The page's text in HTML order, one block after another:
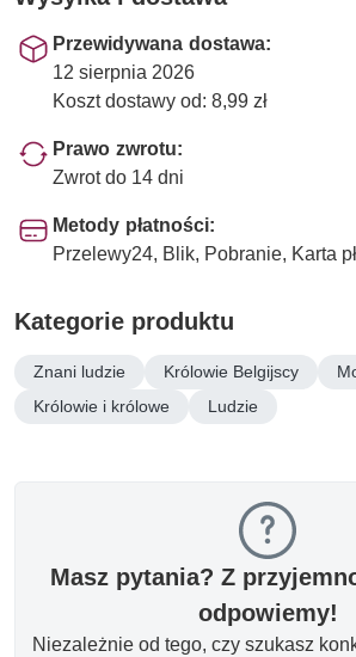
Przewidywana dostawa:
12 sierpnia 2026
Koszt dostawy od: 8,99 zł
Prawo zwrotu:
Zwrot do 14 dni
Metody płatności:
Przelewy24, Blik, Pobranie, Karta
Kategorie produktu
Znani ludzie Królowie Belgijscy
Królowie i królowe
Ludzie
Masz pytania? Z
odpowiemy!
Niezależnie od tego, czy szukasz